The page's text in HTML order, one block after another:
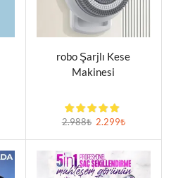
robo Şarjlı Kese
Makinesi
2.988₺ 2.299₺